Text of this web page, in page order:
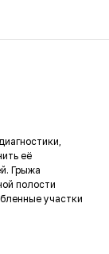
её
Грыжа
полости
участки